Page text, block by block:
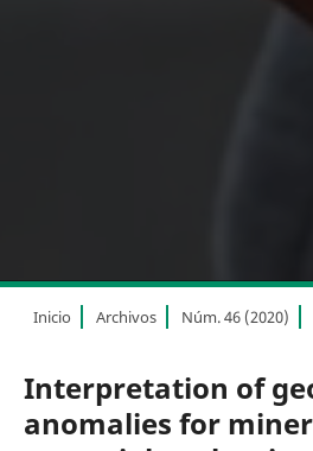
Inicio Archivos Núm. 46 (2020)
Interpretation of
anomalies for